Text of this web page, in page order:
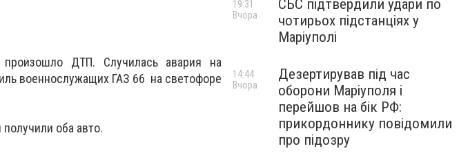
ДТП. Случилась авария на
военнослужащих ГАЗ 66 на светофоре
оба авто.
СБС підтвердили удари по
чотирьох підстанціях у
Маріуполі
19:31
Вчора
Дезертирував під час
оборони Маріуполя і
перейшов на бік РФ:
прикордоннику повідомили
про підозру
14:44
Вчора